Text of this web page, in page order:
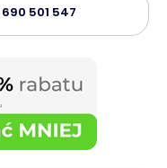
690 501 547